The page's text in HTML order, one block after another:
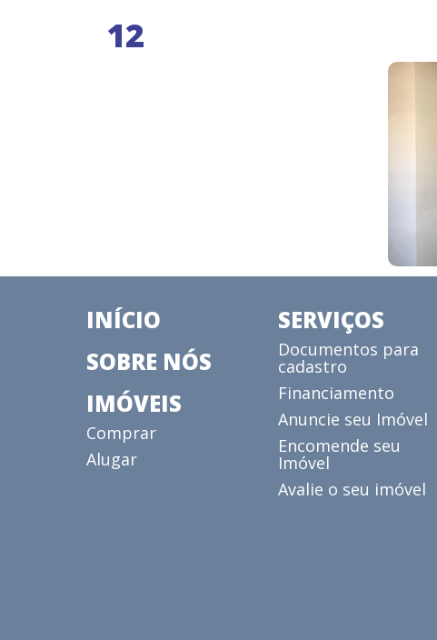
12
INÍCIO
SOBRE NÓS
IMÓVEIS
Comprar
Alugar
SERVIÇOS
Documentos para
cadastro
Financiamento
Anuncie seu Imóvel
Encomende seu
Imóvel
Avalie o seu imóvel